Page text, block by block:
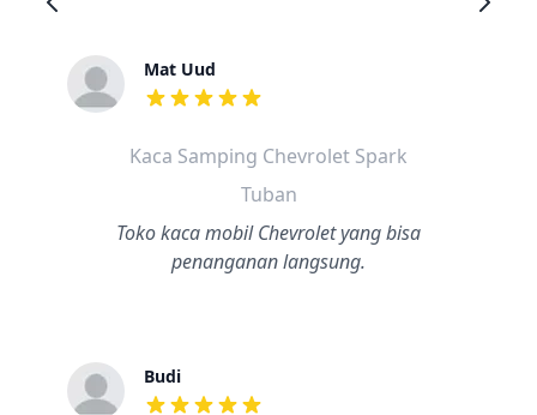
Mat Uud
dari ulasan adalah bintang lima
Kaca Samping Chevrolet Spark
Tuban
Toko kaca mobil Chevrolet yang bisa
penanganan langsung.
Budi